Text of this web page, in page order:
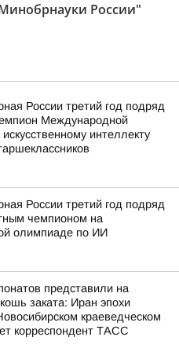
России"
России третий год подряд
Международной
интеллекту
России третий год подряд
чемпионом на
олимпиаде по ИИ
представили на
заката: Иран эпохи
краеведческом
корреспондент ТАСС